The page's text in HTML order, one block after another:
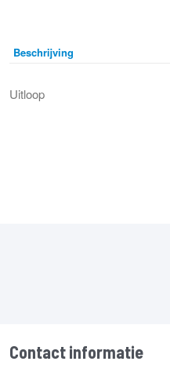
Beschrijving
Uitloop
Contact informatie